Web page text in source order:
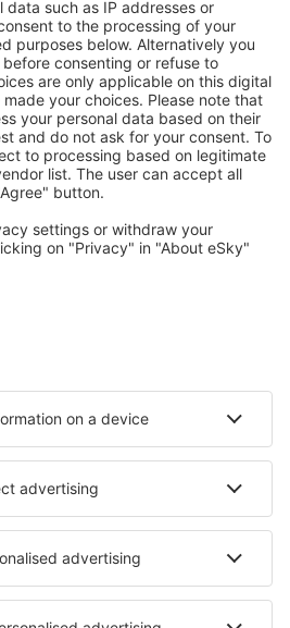
mult
oferte speciale pentru utilizatorii
de opţiuni: hoteluri, cabane,
de către utilizatorii eSky
Cazare în Amelie-les-Bains-Palalda
Cazare în La Baule-Escoublac
- orașe
Cazare în Dumfries